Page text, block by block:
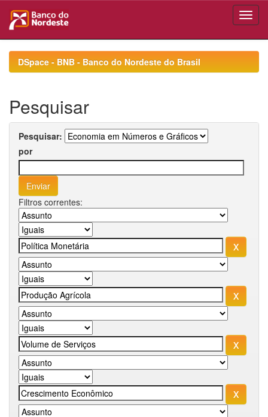
navigationDSpace - BNB - Banco do Nordeste do Brasil
Pesquisar
Pesquisar:
por
Filtros correntes: